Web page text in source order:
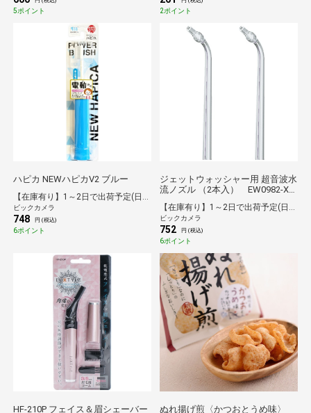
5ポイント 2ポイント
ハピカ NEWハピカV2 ブルー
ビックカメラ
748 円 (税込)
6ポイント
ジェットウォッシャー用 超音波水
流ノズル （2本入） EW0982-X
ビックカメラ
752 円 (税込)
6ポイント
HF-210P フェイス＆眉シェーバー
ぬれ揚げ煎〈かつおとうめ味〉